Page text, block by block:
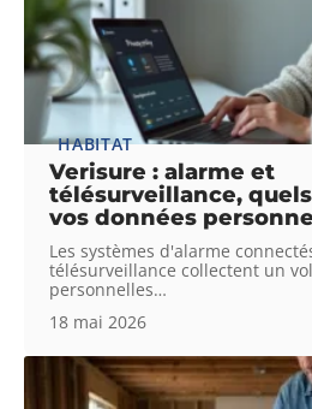
HABITAT
Verisure : alarme et
télésurveillance,
vos données
Les systèmes d'alarme
télésurveillance collectent un
personnelles…
18 mai 2026